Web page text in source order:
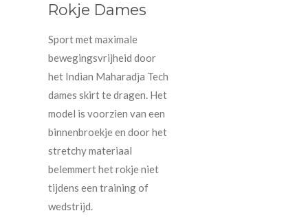
Rokje Dames
Sport met maximale
bewegingsvrijheid door
het Indian Maharadja Tech
dames skirt te dragen. Het
model is voorzien van een
binnenbroekje en door het
stretchy materiaal
belemmert het rokje niet
tijdens een training of
wedstrijd.